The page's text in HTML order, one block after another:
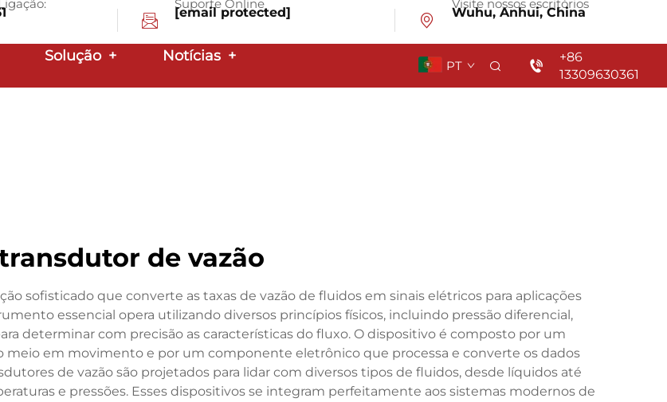
Suporte Online
[email protected]
Visite nossos escritórios
Wuhu, Anhui, China
Solução + Notícias +
PT
+86
13309630361
de vazão
sofisticado que converte as taxas de vazão de fluidos em sinais elétricos para aplicações
essencial opera utilizando diversos princípios físicos, incluindo pressão diferencial,
determinar com precisão as características do fluxo. O dispositivo é composto por um
em movimento e por um componente eletrônico que processa e converte os dados
de vazão são projetados para lidar com diversos tipos de fluidos, desde líquidos até
e pressões. Esses dispositivos se integram perfeitamente aos sistemas modernos de